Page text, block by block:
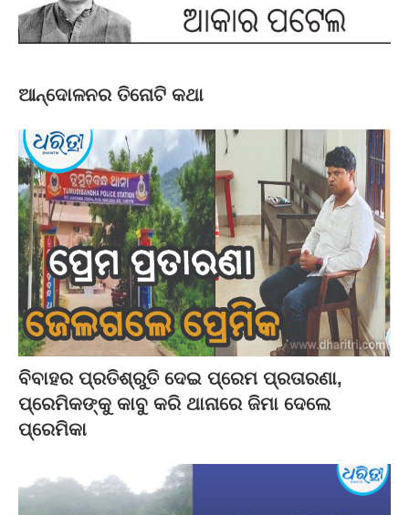
ଆନ୍ଦୋଳନର ତିନୋଟି କଥା
ବିବାହର ପ୍ରତିଶ୍ରୁତି ଦେଇ ପ୍ରେମ ପ୍ରତାରଣା,
ପ୍ରେମିକଙ୍କୁ କାବୁ କରି ଥାନାରେ ଜିମା ଦେଲେ
ପ୍ରେମିକା